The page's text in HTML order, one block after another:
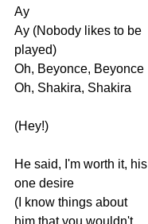
Ay
Ay (Nobody likes to be
played)
Oh, Beyonce, Beyonce
Oh, Shakira, Shakira
(Hey!)
He said, I'm worth it, his
one desire
( know things about
him that you wouldn't